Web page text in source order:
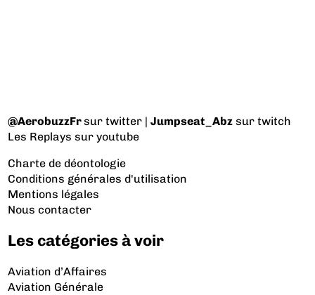
@AerobuzzFrsur twitter |Jumpseat_Abz sur twitch
Les Replays sur youtube
Charte de déontologie
Conditions générales d'utilisation
Mentions légales
Nous contacter
Les catégories à voir
Aviation d’Affaires
Aviation Générale